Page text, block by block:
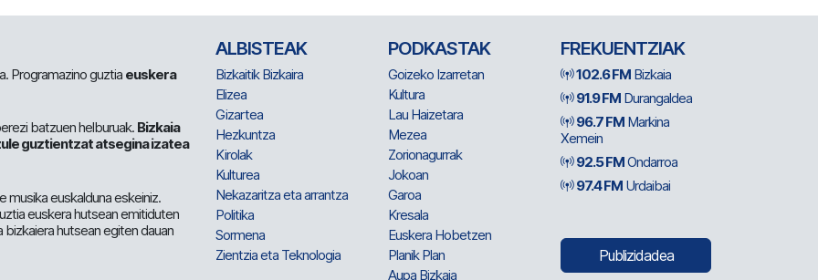
Programazino guztia euskera
batzuen helburuak. Bizkaia
guztientzat atsegina izatea
euskalduna eskeiniz.
euskera hutsean emitiduten
hutsean egiten dauan
ALBISTEAK
Bizkaitik Bizkaira
Elizea
Gizartea
Hezkuntza
Kirolak
Kulturea
Nekazaritza eta arrantza
Politika
Sormena
Zientzia eta Teknologia
PODKASTAK
Goizeko Izarretan
Kultura
Lau Haizetara
Mezea
Zorionagurrak
Jokoan
Garoa
Kresala
Euskera Hobetzen
Planik Plan
Aupa Bizkaia
FREKUENTZIAK
102.6 FM Bizkaia
91.9 FM Durangaldea
96.7 FM Markina
Xemein
92.5 FMOndarroa
97.4 FM Urdaibai
Publizidadea